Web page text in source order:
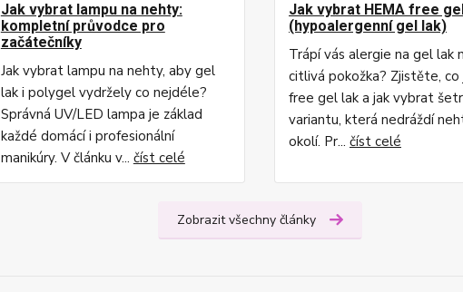
Jak vybrat lampu na nehty:
kompletní průvodce pro
začátečníky
Jak vybrat lampu na nehty, aby gel
lak i polygel vydržely co nejdéle?
Správná UV/LED lampa je základ
každé domácí i profesionální
manikúry. V článku v... číst celé
Jak vybrat HEMA free
(hypoalergenní gel lak)
Trápí vás alergie na gel lak
citlivá pokožka? Zjistěte,
free gel lak a jak vybrat
variantu, která nedráždí
okolí. Pr... číst celé
Zobrazit všechny články